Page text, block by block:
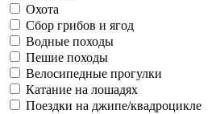
Охота
Сбор грибов и ягод
Водные походы
Пешие походы
Велосипедные прогулки
Катание на лошадях
Поездки на джипе/квадроцикле